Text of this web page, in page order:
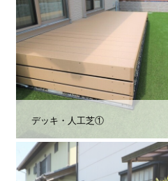
デッキ・人工芝①